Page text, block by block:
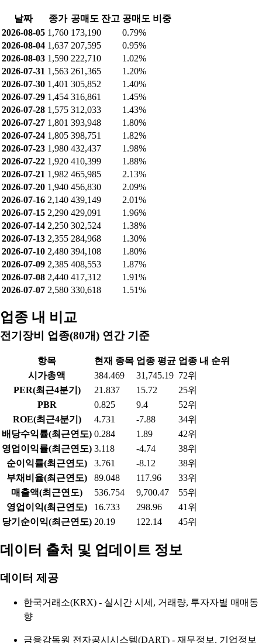
날짜 종가 공매도 잔고 공매도 비중
2026-08-05 1,760 173,190
0.79%
2026-08-04 1,637 207,595
0.95%
2026-08-03 1,590 222,710
1.02%
2026-07-31 1,563 261,365
1.20%
2026-07-30 1,401 305,852
1.40%
2026-07-29 1,454 316,861
1.45%
2026-07-28 1,575 312,033
1.43%
2026-07-27 1,801 393,948
1.80%
2026-07-24 1,805 398,751
1.82%
2026-07-23 1,980 432,437
1.98%
2026-07-22 1,920 410,399
1.88%
2026-07-21 1,982 465,985
2.13%
2026-07-20 1,940 456,830
2.09%
2026-07-16 2,140 439,149
2.01%
2026-07-15 2,290 429,091
1.96%
2026-07-14 2,250 302,524
1.38%
2026-07-13 2,355 284,968
1.30%
2026-07-10 2,480 394,108
1.80%
2026-07-09 2,385 408,553
1.87%
2026-07-08 2,440 417,312
1.91%
2026-07-07 2,580 330,618 1.51%
업종 내 비교
전기장비 업종(80개) 연간 기준
항목 현재 종목 업종 평균 업종 내 순위
시가총액
384.469 31,745.19 72위
PER(최근4분기)
21.837 15.72
25위
PBR
0.825 9.4
52위
ROE(최근4분기)
4.731 -7.88
34위
배당수익률(최근연도) 0.284 1.89
42위
영업이익률(최근연도) 3.118 -4.74
38위
순이익률(최근연도)
3.761 -8.12
38위
부채비율(최근연도)
89.048 117.96
33위
매출액(최근연도)
536.754 9,700.47
55위
영업이익(최근연도)
16.733 298.96
41위
당기순이익(최근연도) 20.19 122.14 45위
데이터 출처 및 업데이트 정보
데이터 제공
한국거래소(KRX) - 실시간 시세, 거래량, 투자자별 매매동
향
금융감독원 전자공시시스템(DART) - 재무정보, 기업정보